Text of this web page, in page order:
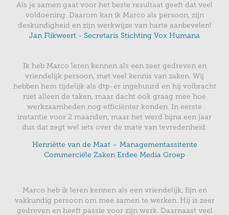
Als je samen gaat voor het beste resultaat geeft dat veel
voldoening. Daarom kan ik Marco als persoon, zijn
deskundigheid en zijn werkwijze van harte aanbevelen!
Jan Flikweert - Secretaris Stichting Vox Humana
Ik heb Marco leren kennen als een zeer gedreven en
vriendelijk persoon, met veel kennis van zaken. Wij
hebben hem tijdelijk als dtp-er ingehuurd en hij volbracht
niet alleen de taken, maar dacht ook graag mee hoe
werkzaamheden nog efficiënter konden. In eerste
instantie voor 2 maanden, maar het werd bijna een jaar
dus dat zegt wel iets over de mate van tevredenheid.
Henriëtte van de Maat – Managementassitente
Commerciële Zaken Erdee Media Groep
Marco heb ik leren kennen als een vriendelijk, fijn en
vakkundig persoon om mee samen te werken. Hij is zeer
gedreven en heeft passie voor zijn werk. Daarnaast veel